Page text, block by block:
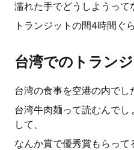
濡れた手でどうしようって
トランジットの間4時間ぐ
台湾でのトラン
台湾の食事を空港の内でし
台湾牛肉麺って読むんでし
して、
なんか賞で優秀賞もらっ